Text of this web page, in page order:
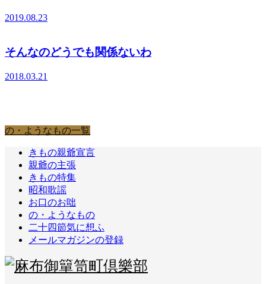
2019.08.23
そんなのどうでも関係ないわ
2018.03.21
の・ようなもの一覧
きもの親爺宣言
親爺の主張
きもの特集
昭和歌謡
お口のお咄
の・ようなもの
二十四節気に想ふ
メールマガジンの登録